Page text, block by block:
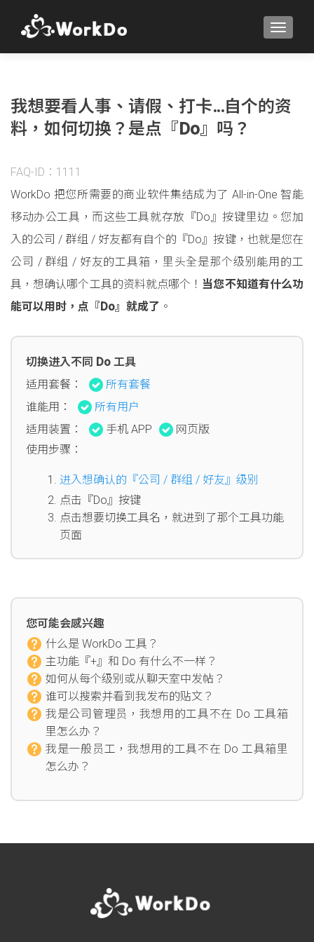
我想要看人事、请假、打卡…自个的资
料，如何切换？是点『Do』吗？
FAQ-ID：1111
WorkDo 把您所需要的商业软件集结成为了 All-in-One 智能
移动办公工具，而这些工具就存放『Do』按键里边。您加
入的公司 / 群组 / 好友都有自个的『Do』按键，也就是您在
公司 / 群组 / 好友的工具箱，里头全是那个级别能用的工
具，想确认哪个工具的资料就点哪个！ 当您不知道有什么功
能可以用时，点『Do』就成了 。
切换进入不同 Do 工具
适用套餐：
所有套餐
谁能用：
所有用户
适用装置：
手机 APP
网页版
使用步骤：
进入想确认的『公司 / 群组 / 好友』级别
点击『Do』按键
点击想要切换工具名，就进到了那个工具功能
页面
您可能会感兴趣
什么是 WorkDo 工具？
主功能『+』和 Do 有什么不一样？
如何从每个级别或从聊天室中发帖？
谁可以搜索并看到我发布的贴文？
我是公司管理员，我想用的工具不在 Do 工具箱
里怎么办？
我是一般员工，我想用的工具不在 Do 工具箱里
怎么办？